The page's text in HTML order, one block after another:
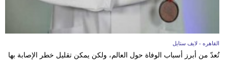
القاهره - لايف ستايل
تُعدّ من أبرز أسباب الوفاة حول العالم، ولكن يمكن تقليل خطر الإصابة بها